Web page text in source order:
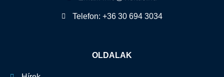
Telefon: +36 30 694 3034
OLDALAK